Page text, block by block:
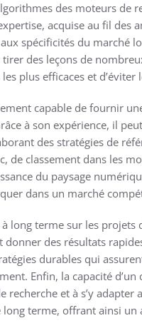
des moteurs de
acquise au fil des
spécificités du marché
tirer des leçons de
plus efficaces et d’éviter
capable de fournir
à son expérience, il
des stratégies de
de classement dans les
du paysage
dans un marché
long terme sur les
des résultats
durables qui
Enfin, la capacité
et à s’y adapter
terme, offrant ainsi